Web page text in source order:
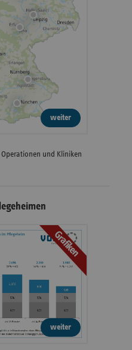
weiter
und Kliniken
Grafiken
weiter